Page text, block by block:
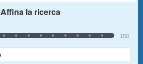
Affina la ricerca
150